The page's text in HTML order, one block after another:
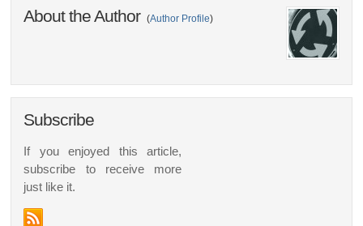
About the Author (Author Profile)
Subscribe
If you enjoyed this article,
subscribe to receive more
just like it.